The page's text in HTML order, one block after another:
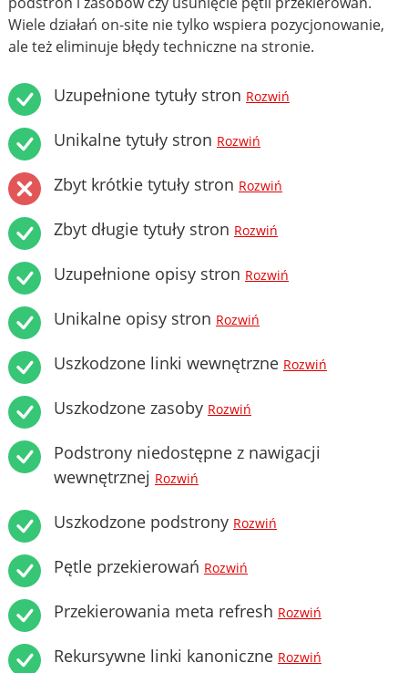
Wiele działań on-site nie tylko wspiera pozycjonowanie,
ale też eliminuje błędy techniczne na stronie.
Uzupełnione tytuły stron Rozwiń
Unikalne tytuły stron Rozwiń
Zbyt krótkie tytuły stron Rozwiń
Zbyt długie tytuły stron Rozwiń
Uzupełnione opisy stron Rozwiń
Unikalne opisy stron Rozwiń
Uszkodzone linki wewnętrzne Rozwiń
Uszkodzone zasoby Rozwiń
Podstrony niedostępne z nawigacji
wewnętrznej Rozwiń
Uszkodzone podstrony Rozwiń
Pętle przekierowań Rozwiń
Przekierowania meta refresh Rozwiń
Rekursywne linki kanoniczne Rozwiń